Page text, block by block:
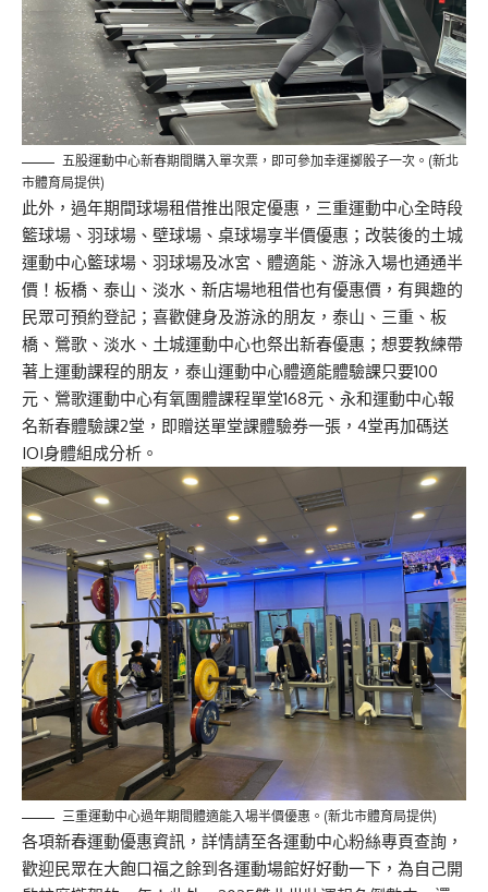
五股運動中心新春期間購入單次票，即可參加幸運擲骰子一次。(新北
市體育局提供)
此外，過年期間球場租借推出限定優惠，三重運動中心全時段
籃球場、羽球場、壁球場、桌球場享半價優惠；改裝後的土城
運動中心籃球場、羽球場及冰宮、體適能、游泳入場也通通半
價！板橋、泰山、淡水、新店場地租借也有優惠價，有興趣的
民眾可預約登記；喜歡健身及游泳的朋友，泰山、三重、板
橋、鶯歌、淡水、土城運動中心也祭出新春優惠；想要教練帶
著上運動課程的朋友，泰山運動中心體適能體驗課只要100
元、鶯歌運動中心有氧團體課程單堂168元、永和運動中心報
名新春體驗課2堂，即贈送單堂課體驗券一張，4堂再加碼送
IOI身體組成分析。
三重運動中心過年期間體適能入場半價優惠。(新北市體育局提供)
各項新春運動優惠資訊，詳情請至各運動中心粉絲專頁查詢，
歡迎民眾在大飽口福之餘到各運動場館好好動一下，為自己開